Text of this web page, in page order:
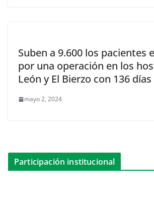
Suben a 9.600 los pacientes
por una operación en los
León y El Bierzo con 136
mayo 2, 2024
Participación institucional